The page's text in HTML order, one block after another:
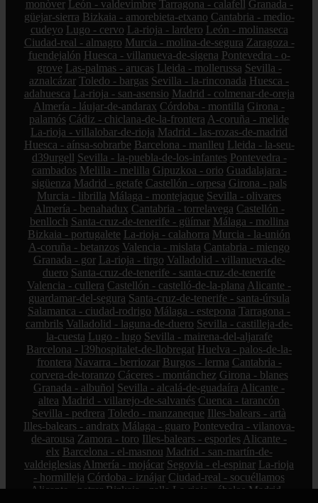
monòver León - valdevimbre Tarragona - calafell Granada -
güejar-sierra Bizkaia - amorebieta-etxano Cantabria - medio-
cudeyo Lugo - cervo La-rioja - lardero León - molinaseca
Ciudad-real - almagro Murcia - molina-de-segura Zaragoza -
fuendejalón Huesca - villanueva-de-sigena Pontevedra - o-
grove Las-palmas - arucas Lleida - mollerussa Sevilla -
aznalcázar Toledo - bargas Sevilla - la-rinconada Huesca -
adahuesca La-rioja - san-asensio Madrid - colmenar-de-oreja
Almería - láujar-de-andarax Córdoba - montilla Girona -
palamós Cádiz - chiclana-de-la-frontera A-coruña - melide
La-rioja - villalobar-de-rioja Madrid - las-rozas-de-madrid
Huesca - aínsa-sobrarbe Barcelona - manlleu Lleida - la-seu-
d39urgell Sevilla - la-puebla-de-los-infantes Pontevedra -
cambados Melilla - melilla Gipuzkoa - orio Guadalajara -
sigüenza Madrid - getafe Castellón - orpesa Girona - pals
Murcia - librilla Málaga - montejaque Sevilla - olivares
Almería - benahadux Cantabria - torrelavega Castellón -
benlloch Santa-cruz-de-tenerife - güímar Málaga - mollina
Bizkaia - portugalete La-rioja - calahorra Murcia - la-unión
A-coruña - betanzos Valencia - mislata Cantabria - miengo
Granada - gor La-rioja - tirgo Valladolid - villanueva-de-
duero Santa-cruz-de-tenerife - santa-cruz-de-tenerife
Valencia - cullera Castellón - castelló-de-la-plana Alicante -
guardamar-del-segura Santa-cruz-de-tenerife - santa-úrsula
Salamanca - ciudad-rodrigo Málaga - estepona Tarragona -
cambrils Valladolid - laguna-de-duero Sevilla - castilleja-de-
la-cuesta Lugo - lugo Sevilla - mairena-del-aljarafe
Barcelona - l39hospitalet-de-llobregat Huelva - palos-de-la-
frontera Navarra - berriozar Burgos - lerma Cantabria -
corvera-de-toranzo Cáceres - montánchez Girona - blanes
Granada - albuñol Sevilla - alcalá-de-guadaíra Alicante -
altea Madrid - villarejo-de-salvanés Cuenca - tarancón
Sevilla - pedrera Toledo - manzaneque Illes-balears - artà
Illes-balears - andratx Málaga - guaro Pontevedra - vilanova-
de-arousa Zamora - toro Illes-balears - esporles Alicante -
elx Barcelona - el-masnou Madrid - san-martín-de-
valdeiglesias Almería - mojácar Segovia - el-espinar La-rioja
- hormilleja Córdoba - iznájar Ciudad-real - socuéllamos
Alicante - petrer Bizkaia - zalla La-rioja - ábalos Madrid -